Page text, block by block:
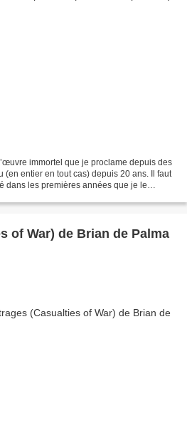
immortel que je proclame depuis des
(en entier en tout cas) depuis 20 ans. Il faut
dans les premières années que je le
of War) de Brian de Palma